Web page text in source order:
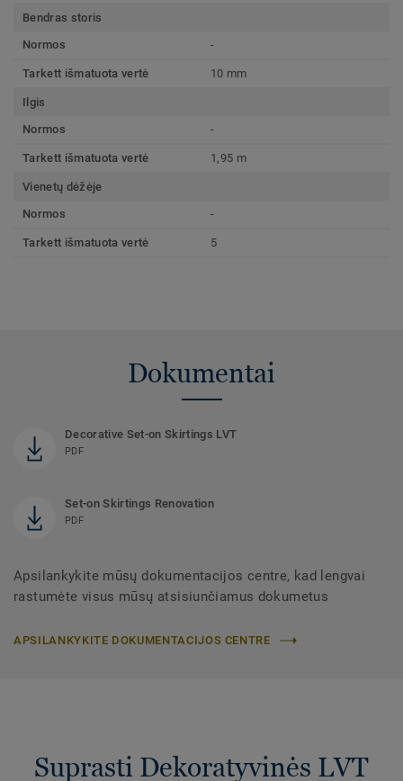
Bendras storis
Normos
-
Tarkett išmatuota vertė 10 mm
Ilgis
Normos
-
Tarkett išmatuota vertė 1,95 m
Vienetų dėžėje
Normos
-
Tarkett išmatuota vertė 5
Dokumentai
Decorative Set-on Skirtings LVT
PDF
Set-on Skirtings Renovation
PDF
Apsilankykite mūsų dokumentacijos centre, kad lengvai
rastumėte visus mūsų atsisiunčiamus dokumetus
APSILANKYKITE DOKUMENTACIJOS CENTRE
Suprasti Dekoratyvinės LVT